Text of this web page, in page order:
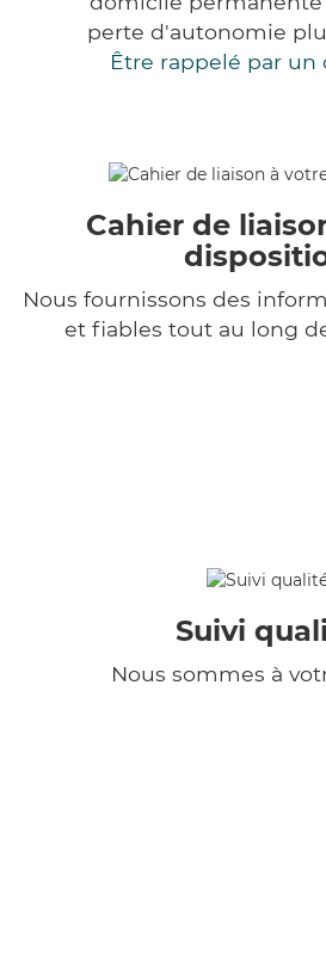
perte d'autonomie
Être rappelé par un
Cahier de
Nous fournissons des
et fiables tout au long
Suivi
Nous sommes à